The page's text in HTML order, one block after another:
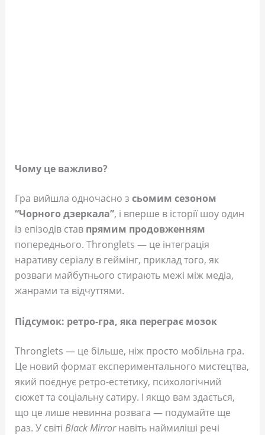
Чому це важливо?
Гра вийшла одночасно з сьомим сезоном
“Чорного дзеркала”, і вперше в історії шоу один
із епізодів став прямим продовженням
попереднього. Thronglets — це інтеграція
наративу серіалу в геймінг, приклад того, як
розваги майбутнього стирають межі між медіа,
жанрами та відчуттями.
Підсумок: ретро-гра, яка переграє мозок
Thronglets — це більше, ніж просто мобільна гра.
Це новий формат експериментального мистецтва,
який поєднує ретро-естетику, психологічний
сюжет та соціальну сатиру. І якщо вам здається,
що це лише невинна розвага — подумайте ще
раз. У світі Black Mirrorнавіть наймиліші речі